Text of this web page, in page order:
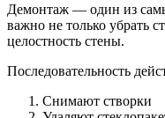
Демонтаж — один из
важно не только убрать
целостность стены.
Последовательность
Снимают створки